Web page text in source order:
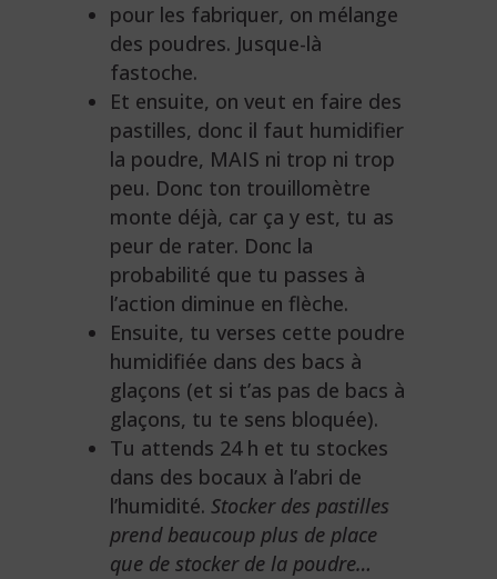
pour les fabriquer, on mélange
des poudres. Jusque-là
fastoche.
Et ensuite, on veut en faire des
pastilles, donc il faut humidifier
la poudre, MAIS ni trop ni trop
peu. Donc ton trouillomètre
monte déjà, car ça y est, tu as
peur de rater. Donc la
probabilité que tu passes à
l’action diminue en flèche.
Ensuite, tu verses cette poudre
humidifiée dans des bacs à
glaçons (et si t’as pas de bacs à
glaçons, tu te sens bloquée).
Tu attends 24 h et tu stockes
dans des bocaux à l’abri de
l’humidité. Stocker des pastilles
prend beaucoup plus de place
que de stocker de la poudre…